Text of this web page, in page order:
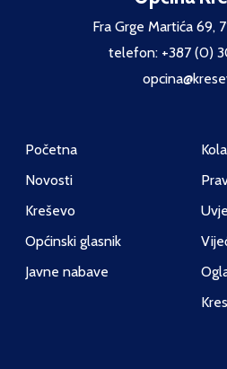
Fra Grge Martića 69,
telefon: +387 (0)
Početna
Novosti
Kreševo
Općinski glasnik
Javne nabave